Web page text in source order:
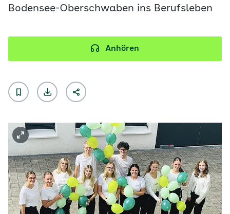
Bodensee-Oberschwaben ins Berufsleben
Anhören